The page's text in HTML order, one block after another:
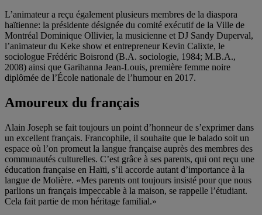
L’animateur a reçu également plusieurs membres de la diaspora
haïtienne: la présidente désignée du comité exécutif de la Ville de
Montréal Dominique Ollivier, la musicienne et DJ Sandy Duperval,
l’animateur du Keke show et entrepreneur Kevin Calixte, le
sociologue Frédéric Boisrond (B.A. sociologie, 1984; M.B.A.,
2008) ainsi que Garihanna Jean-Louis, première femme noire
diplômée de l’École nationale de l’humour en 2017.
Amoureux du français
Alain Joseph se fait toujours un point d’honneur de s’exprimer dans
un excellent français. Francophile, il souhaite que le balado soit un
espace où l’on promeut la langue française auprès des membres des
communautés culturelles. C’est grâce à ses parents, qui ont reçu une
éducation française en Haïti, s’il accorde autant d’importance à la
langue de Molière. «Mes parents ont toujours insisté pour que nous
parlions un français impeccable à la maison, se rappelle l’étudiant.
Cela fait partie de mon héritage familial.»